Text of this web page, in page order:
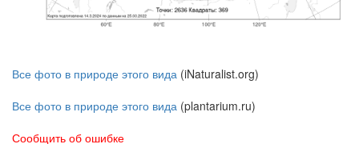
Все фото в природе этого вида (iNaturalist.org)
Все фото в природе этого вида (plantarium.ru)
Сообщить об ошибке